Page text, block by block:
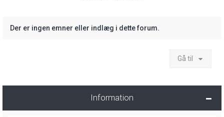
Der er ingen emner eller indlæg i dette forum.
Gå til
Information